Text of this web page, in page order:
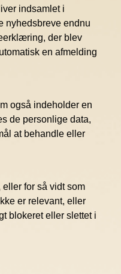
indsamlet i
nyhedsbreve endnu
der blev
en afmelding
også indeholder en
de personlige data,
at behandle eller
for så vidt som
er relevant, eller
blokeret eller slettet i